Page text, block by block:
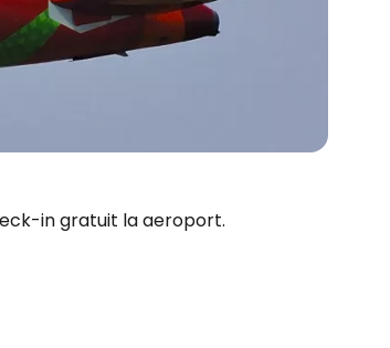
in gratuit la aeroport.